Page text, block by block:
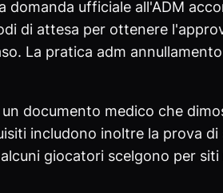
domanda ufficiale all'ADM
di attesa per ottenere
La pratica adm
documento medico che
includono inoltre la prova
giocatori scelgono per